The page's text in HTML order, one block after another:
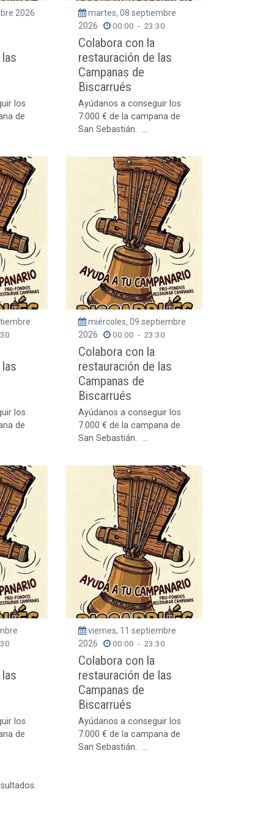
2026
los
de
martes, 08 septiembre
2026
00:00 - 23:30
Colabora con la
restauración de las
Campanas de
Biscarrués
Ayúdanos a conseguir los
7.000 € de la campana de
San Sebastián. ...
los
de
miércoles, 09 septiembre
2026
00:00 - 23:30
Colabora con la
restauración de las
Campanas de
Biscarrués
Ayúdanos a conseguir los
7.000 € de la campana de
San Sebastián. ...
los
de
viernes, 11 septiembre
2026
00:00 - 23:30
Colabora con la
restauración de las
Campanas de
Biscarrués
Ayúdanos a conseguir los
7.000 € de la campana de
San Sebastián. ...